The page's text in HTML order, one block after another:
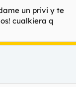
un privi y te
cualkiera q